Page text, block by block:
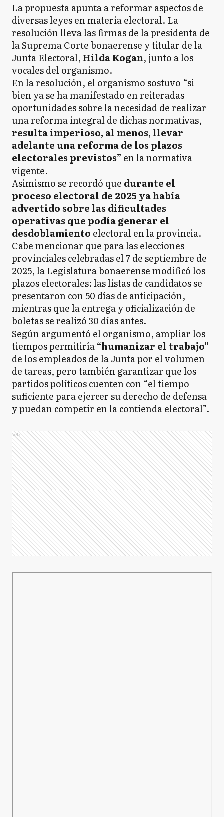
La propuesta apunta a reformar aspectos de
diversas leyes en materia electoral. La
resolución lleva las firmas de la presidenta de
la Suprema Corte bonaerense y titular de la
Junta Electoral, Hilda Kogan, junto a los
vocales del organismo.
En la resolución, el organismo sostuvo “si
bien ya se ha manifestado en reiteradas
oportunidades sobre la necesidad de realizar
una reforma integral de dichas normativas,
resulta imperioso, al menos, llevar
adelante una reforma de los plazos
electorales previstos” en la normativa
vigente.
Asimismo se recordó que durante el
proceso electoral de 2025 ya había
advertido sobre las dificultades
operativas que podía generar el
desdoblamiento electoral en la provincia.
Cabe mencionar que para las elecciones
provinciales celebradas el 7 de septiembre de
2025, la Legislatura bonaerense modificó los
plazos electorales: las listas de candidatos se
presentaron con 50 días de anticipación,
mientras que la entrega y oficialización de
boletas se realizó 30 días antes.
Según argumentó el organismo, ampliar los
tiempos permitiría“humanizar el trabajo”
de los empleados de la Junta por el volumen
de tareas, pero también garantizar que los
partidos políticos cuenten con “el tiempo
suficiente para ejercer su derecho de defensa
y puedan competir en la contienda electoral”.
Ads